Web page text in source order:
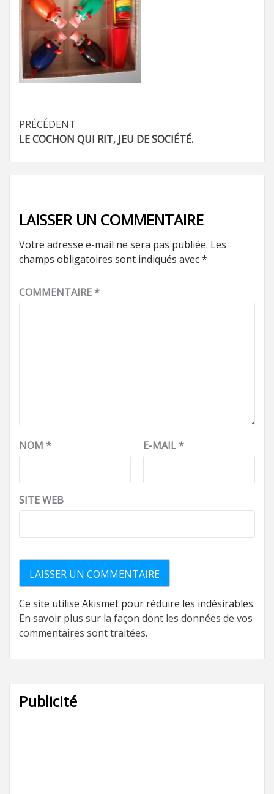
Navigation
d’article
PRÉCÉDENT
LE COCHON QUI RIT, JEU DE SOCIÉTÉ.
LAISSER UN COMMENTAIRE
Votre adresse e-mail ne sera pas publiée. Les
champs obligatoires sont indiqués avec*
COMMENTAIRE*
NOM * E-MAIL*
SITE WEB
Ce site utilise Akismet pour réduire les indésirables.
En savoir plus sur la façon dont les données de vos
commentaires sont traitées.
Publicité